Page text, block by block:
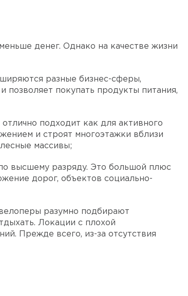
денег. Однако на качестве жизни
разные бизнес-сферы,
позволяет покупать продукты питания,
подходит как для активного
и строят многоэтажки вблизи
лесные массивы;
высшему разряду. Это большой плюс
дорог, объектов социально-
разумно подбирают
Локации с плохой
Прежде всего, из-за отсутствия